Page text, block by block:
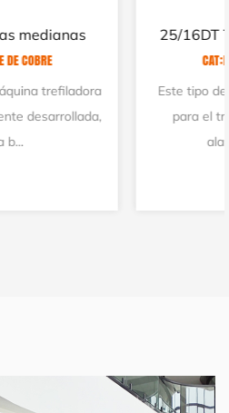
fina de 16 hilos con
DE TREFILADO DE ALAMBRE DE COBRE
trefiladora múltiple ha sido
simultáneo de alambres de hasta 16
cobre, puede producir 16 a...